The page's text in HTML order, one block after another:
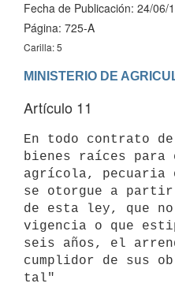
Fecha de Publicación: 24/06/
Página: 725-A
Carilla: 5
MINISTERIO DE
Artículo 11
En todo contrato
bienes raíces para
agrícola, pecuaria
se otorgue a
de esta ley, que
vigencia o que
seis años, el
cumplidor de sus
tal"